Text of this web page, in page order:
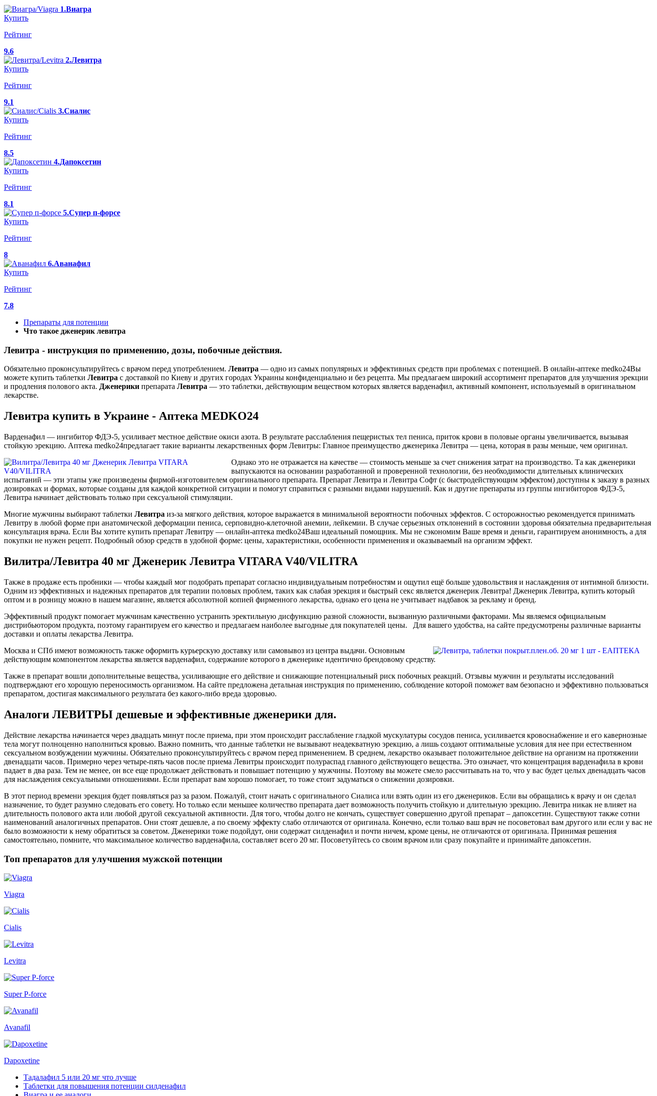
1.Виагра
Купить
Рейтинг
9.6
2.Левитра
Купить
Рейтинг
9.1
3.Сиалис
Купить
Рейтинг
8.5
4.Дапоксетин
Купить
Рейтинг
8.1
5.Супер п-форсе
Купить
Рейтинг
8
6.Аванафил
Купить
Рейтинг
7.8
Препараты для потенции
Что такое дженерик левитра
Левитра - инструкция по применению, дозы, побочные действия.
Обязательно проконсультируйтесь с врачом перед употреблением. Левитра — одно из самых популярных и эффективных средств при проблемах с потенцией. В онлайн-аптеке medko24Вы
можете купить таблетки Левитра с доставкой по Киеву и других городах Украины конфиденциально и без рецепта. Мы предлагаем широкий ассортимент препаратов для улучшения эрекции
и продления полового акта. Дженерики препарата Левитра — это таблетки, действующим веществом которых является варденафил, активный компонент, используемый в оригинальном
лекарстве.
Левитра купить в Украине - Аптека MEDKO24
Варденафил — ингибитор ФДЭ-5, усиливает местное действие окиси азота. В результате расслабления пещеристых тел пениса, приток крови в половые органы увеличивается, вызывая
стойкую эрекцию. Аптека medko24предлагает такие варианты лекарственных форм Левитры: Главное преимущество дженерика Левитра — цена, которая в разы меньше, чем оригинал.
Однако это не отражается на качестве — стоимость меньше за счет снижения затрат на производство. Та как дженерики
выпускаются на основании разработанной и проверенной технологии, без необходимости длительных клинических
испытаний — эти этапы уже произведены фирмой-изготовителем оригинального препарата. Препарат Левитра и Левитра Софт (с быстродействующим эффектом) доступны к заказу в разных
дозировках и формах, которые созданы для каждой конкретной ситуации и помогут справиться с разными видами нарушений. Как и другие препараты из группы ингибиторов ФДЭ-5,
Левитра начинает действовать только при сексуальной стимуляции.
Многие мужчины выбирают таблетки Левитра из-за мягкого действия, которое выражается в минимальной вероятности побочных эффектов. С осторожностью рекомендуется принимать
Левитру в любой форме при анатомической деформации пениса, серповидно-клеточной анемии, лейкемии. В случае серьезных отклонений в состоянии здоровья обязательна предварительная
консультация врача. Если Вы хотите купить препарат Левитру — онлайн-аптека medko24Ваш идеальный помощник. Мы не сэкономим Ваше время и деньги, гарантируем анонимность, а для
покупки не нужен рецепт. Подробный обзор средств в удобной форме: цены, характеристики, особенности применения и оказываемый на организм эффект.
Вилитра/Левитра 40 мг Дженерик Левитра VITARA V40/VILITRA
Также в продаже есть пробники — чтобы каждый мог подобрать препарат согласно индивидуальным потребностям и ощутил ещё больше удовольствия и наслаждения от интимной близости.
Одним из эффективных и надежных препаратов для терапии половых проблем, таких как слабая эрекция и быстрый секс является дженерик Левитра! Дженерик Левитра, купить который
оптом и в розницу можно в нашем магазине, является абсолютной копией фирменного лекарства, однако его цена не учитывает надбавок за рекламу и бренд.
Эффективный продукт помогает мужчинам качественно устранить эректильную дисфункцию разной сложности, вызванную различными факторами. Мы являемся официальным
дистрибьютором продукта, поэтому гарантируем его качество и предлагаем наиболее выгодные для покупателей цены. Для вашего удобства, на сайте предусмотрены различные варианты
доставки и оплаты лекарства Левитра.
Москва и СПб имеют возможность также оформить курьерскую доставку или самовывоз из центра выдачи. Основным
действующим компонентом лекарства является варденафил, содержание которого в дженерике идентично брендовому средству.
Также в препарат вошли дополнительные вещества, усиливающие его действие и снижающие потенциальный риск побочных реакций. Отзывы мужчин и результаты исследований
подтверждают его хорошую переносимость организмом. На сайте предложена детальная инструкция по применению, соблюдение которой поможет вам безопасно и эффективно пользоваться
препаратом, достигая максимального результата без какого-либо вреда здоровью.
Аналоги ЛЕВИТРЫ дешевые и эффективные дженерики для.
Действие лекарства начинается через двадцать минут после приема, при этом происходит расслабление гладкой мускулатуры сосудов пениса, усиливается кровоснабжение и его кавернозные
тела могут полноценно наполниться кровью. Важно помнить, что данные таблетки не вызывают неадекватную эрекцию, а лишь создают оптимальные условия для нее при естественном
сексуальном возбуждении мужчины. Обязательно проконсультируйтесь с врачом перед применением. В среднем, лекарство оказывает положительное действие на организм на протяжении
двенадцати часов. Примерно через четыре-пять часов после приема Левитры происходит полураспад главного действующего вещества. Это означает, что концентрация варденафила в крови
падает в два раза. Тем не менее, он все еще продолжает действовать и повышает потенцию у мужчины. Поэтому вы можете смело рассчитывать на то, что у вас будет целых двенадцать часов
для наслаждения сексуальными отношениями. Если препарат вам хорошо помогает, то тоже стоит задуматься о снижении дозировки.
В этот период времени эрекция будет появляться раз за разом. Пожалуй, стоит начать с оригинального Сиалиса или взять один из его дженериков. Если вы обращались к врачу и он сделал
назначение, то будет разумно следовать его совету. Но только если меньшее количество препарата дает возможность получить стойкую и длительную эрекцию. Левитра никак не влияет на
длительность полового акта или любой другой сексуальной активности. Для того, чтобы долго не кончать, существует совершенно другой препарат – дапоксетин. Существуют также сотни
наименований аналогичных препаратов. Они стоят дешевле, а по своему эффекту слабо отличаются от оригинала. Конечно, если только ваш врач не посоветовал вам другого или если у вас не
было возможности к нему обратиться за советом. Дженерики тоже подойдут, они содержат силденафил и почти ничем, кроме цены, не отличаются от оригинала. Принимая решения
самостоятельно, помните, что максимальное количество варденафила, составляет всего 20 мг. Посоветуйтесь со своим врачом или сразу покупайте и принимайте дапоксетин.
Топ препаратов для улучшения мужской потенции
Viagra
Cialis
Levitra
Super P-force
Avanafil
Dapoxetine
Тадалафил 5 или 20 мг что лучше
Таблетки для повышения потенции силденафил